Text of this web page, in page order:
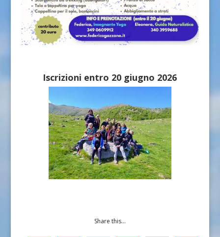
Iscrizioni entro 20 giugno 2026
Share this...